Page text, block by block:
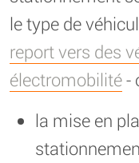
le type de
report vers des
électromobilité-
la mise en